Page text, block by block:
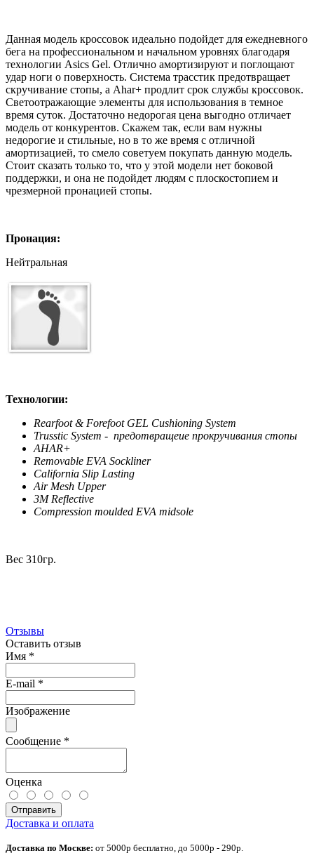
Данная модель кроссовок идеально подойдет для ежедневного
бега на профессиональном и начальном уровнях благодаря
технологии Asics Gel. Отлично амортизируют и поглощают
удар ноги о поверхность. Система трасстик предотвращает
скручивание стопы, а Ahar+ продлит срок службы кроссовок.
Светоотражающие элементы для использования в темное
время суток. Достаточно недорогая цена выгодно отличает
модель от конкурентов. Скажем так, если вам нужны
недорогие и стильные, но в то же время с отличной
амортизацией, то смело советуем покупать данную модель.
Стоит сказать только то, что у этой модели нет боковой
поддержки, и она не подойдет людям с плоскостопием и
чрезмерной пронацией стопы.
Пронация:
Нейтральная
Технологии:
Rearfoot & Forefoot GEL Cushioning System
Trusstic System - предотвращеие прокручивания стопы
AHAR+
Removable EVA Sockliner
California Slip Lasting
Air Mesh Upper
3M Reflective
Compression moulded EVA midsole
Вес 310гр.
Отзывы
Оставить отзыв
Имя *
E-mail *
Изображение
Сообщение *
Оценка
Отправить
Доставка и оплата
Доставка по Москве: от 5000р бесплатно, до 5000р - 290р.